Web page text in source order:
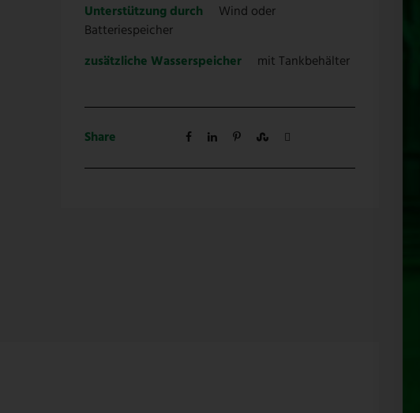
Unterstützung durch
Wind oder
Batteriespeicher
zusätzliche Wasserspeicher
mit Tankbehälter
Share